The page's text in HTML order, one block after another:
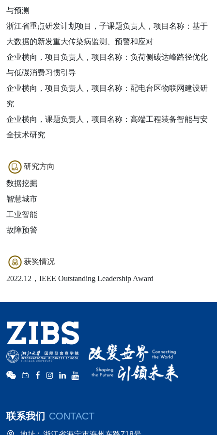
与预测
浙江省重点研发计划项目，子课题负责人，项目名称：基于
大数据的新发重大传染病监测、预警和应对
企业横向，项目负责人，项目名称：负荷侧碳达峰路径优化
与低碳消费习惯引导
企业横向，项目负责人，项目名称：配电台区物联网建设研
究
企业横向，课题负责人，项目名称：高端工程装备智能与安
全技术研究
研究方向
数据挖掘
智慧城市
工业智能
故障预警
获奖情况
2022.12，IEEE Outstanding Leadership Award
联系我们 CONTACT